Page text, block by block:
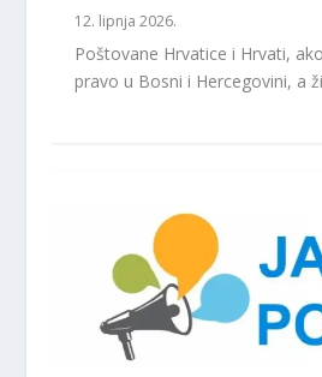
12. lipnja 2026.
Poštovane Hrvatice i Hrvati,
pravo u Bosni i Hercegovini, a